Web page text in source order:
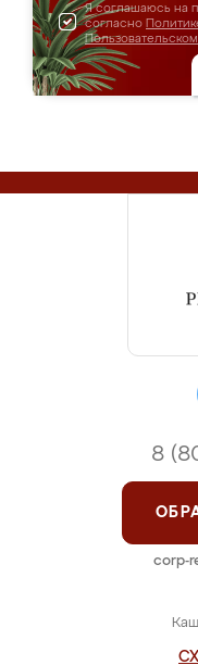
Я соглашаюсь на
согласно
8
corp-